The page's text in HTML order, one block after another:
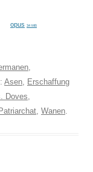
opus 34 MB
,
Asen, Erschaffung
Doves,
Patriarchat, Wanen.